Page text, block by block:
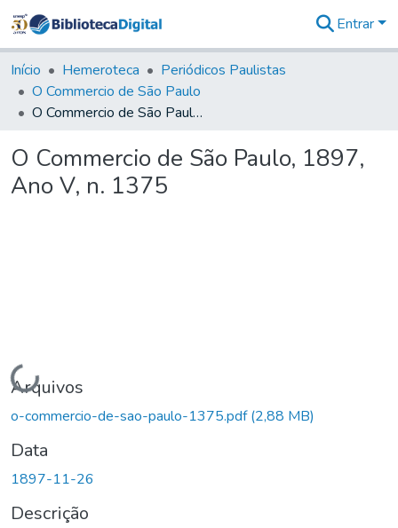
&
Coleções
Tudo na
Biblioteca
Estatísticas
Entrar
Início Hemeroteca
Periódicos Paulistas
O Commercio de São Paulo
O Commercio de São Paulo, 1897, Ano V, n. 1375
O Commercio de São Paulo, 1897,
Ano V, n. 1375
Carregando...
Arquivos
o-commercio-de-sao-paulo-1375.pdf(2,88 MB)
Data
1897-11-26
Descrição